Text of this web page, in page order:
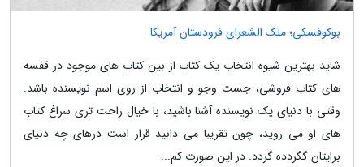
بوکوفسکی؛ ملک الشعرای فرودستان آمریکا
شاید بهترین شیوه انتخاب یک کتاب از بین کتاب های موجود در قفسه
های کتاب فروشی، جست وجو و انتخاب از روی اسم نویسنده باشد.
وقتی با دنیای یک نویسنده آشنا باشید، با خیال راحت تری سراغ کتاب
های او می روید، چون تقریبا می دانید قرار است درهای چه دنیای
برایتان گگردده گردد. در این صورت کم...